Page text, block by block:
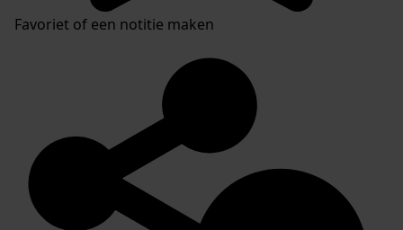
Favoriet of een notitie maken